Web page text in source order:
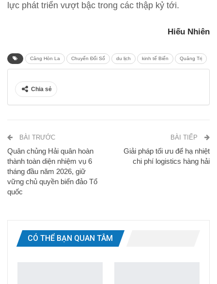
lực phát triển vượt bậc trong các thập kỷ tới.
Hiếu Nhiên
Cảng Hòn La Chuyển Đổi Số du lịch kinh tế Biển Quảng Trị
Chia sẻ
BÀI TRƯỚC
Quân chủng Hải quân hoàn
thành toàn diện nhiệm vụ 6
tháng đầu năm 2026, giữ
vững chủ quyền biển đảo Tổ
quốc
BÀI TIẾP
Giải pháp tối ưu để hạ nhiệt
chi phí logistics hàng hải
CÓ THỂ BẠN QUAN TÂM